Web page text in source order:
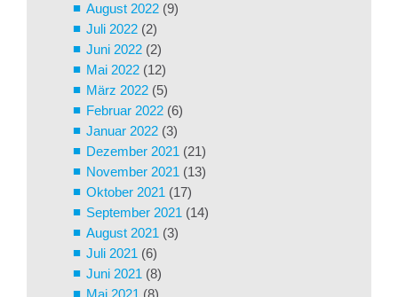
August 2022 (9)
Juli 2022 (2)
Juni 2022 (2)
Mai 2022 (12)
März 2022 (5)
Februar 2022 (6)
Januar 2022 (3)
Dezember 2021 (21)
November 2021 (13)
Oktober 2021 (17)
September 2021 (14)
August 2021 (3)
Juli 2021 (6)
Juni 2021 (8)
Mai 2021 (8)